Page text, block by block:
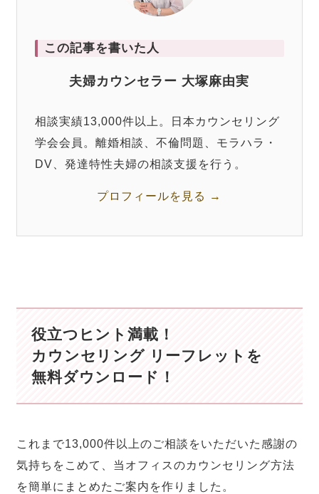
この記事を書いた人
夫婦カウンセラー 大塚麻由実
相談実績13,000件以上。日本カウンセリング
学会会員。離婚相談、不倫問題、モラハラ・
DV、発達特性夫婦の相談支援を行う。
プロフィールを見る →
役立つヒント満載！
カウンセリング リーフレットを
無料ダウンロード！
これまで13,000件以上のご相談をいただいた感謝の
気持ちをこめて、当オフィスのカウンセリング方法
を簡単にまとめたご案内を作りました。